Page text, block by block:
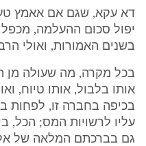
דא עקא, שגם אם אאמץ
יפול סכום ההעלמה,
בשנים האמורות, ואולי
בכל מקרה, מה שעולה מן
אותו בלבול, אותו טיוח,
בכיפה בחברה זו, לפחות
עליו לרשויות המס; הכל,
גם בברכתם המלאה של